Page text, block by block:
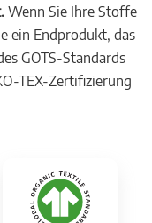
Wenn Sie Ihre Stoffe
ein Endprodukt, das
GOTS-Standards
TEX-Zertifizierung